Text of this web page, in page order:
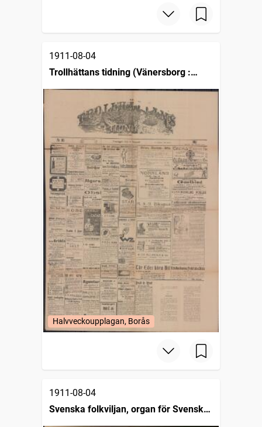
1911-08-04
Trollhättans tidning (Vänersborg :
1903)
Halvveckoupplagan, Borås
1911-08-04
Svenska folkviljan, organ för Svenska